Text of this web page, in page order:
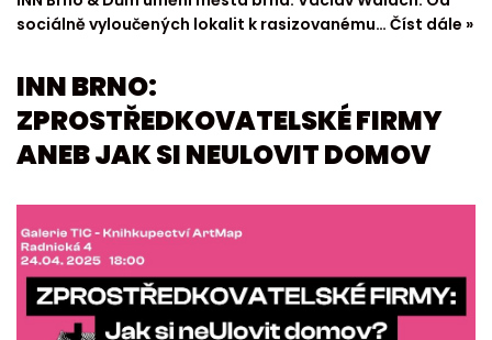
sociálně vyloučených lokalit k rasizovanému… Číst dále »
INN BRNO:
ZPROSTŘEDKOVATELSKÉ FIRMY
ANEB JAK SI NEULOVIT DOMOV